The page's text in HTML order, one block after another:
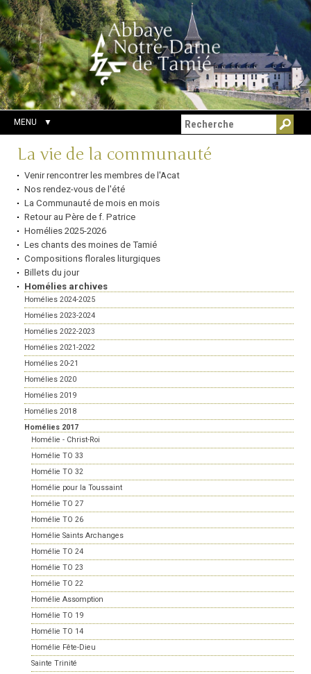
Aller
au
contenu.
|
Aller
à
la
navigation
Outils
personnels
Chercher par
Recherche
avancée…
MENU
Navigation
La vie de la communauté
Venir rencontrer les membres de l'Acat
Nos rendez-vous de l'été
La Communauté de mois en mois
Retour au Père de f. Patrice
Homélies 2025-2026
Les chants des moines de Tamié
Compositions florales liturgiques
Billets du jour
Homélies archives
Homélies 2024-2025
Homélies 2023-2024
Homélies 2022-2023
Homélies 2021-2022
Homélies 20-21
Homélies 2020
Homélies 2019
Homélies 2018
Homélies 2017
Homélie - Christ-Roi
Homélie TO 33
Homélie TO 32
Homélie pour la Toussaint
Homélie TO 27
Homélie TO 26
Homélie Saints Archanges
Homélie TO 24
Homélie TO 23
Homélie TO 22
Homélie Assomption
Homélie TO 19
Homélie TO 14
Homélie Fête-Dieu
Sainte Trinité